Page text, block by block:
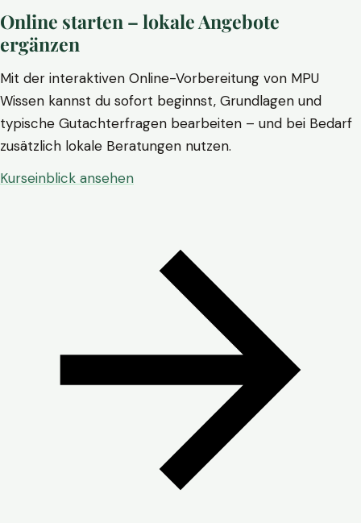
Online starten – lokale Angebote
ergänzen
Mit der interaktiven Online-Vorbereitung von MPU
Wissen kannst du sofort beginnst, Grundlagen und
typische Gutachterfragen bearbeiten – und bei Bedarf
zusätzlich lokale Beratungen nutzen.
Kurseinblick ansehen